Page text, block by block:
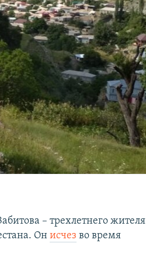
– трехлетнего жителя
Онисчез во время